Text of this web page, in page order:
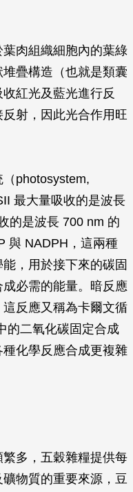
肉組織細胞內的葉綠
疊構造（也就是類囊
紅光及藍光進行反
射，因此光合作用旺
photosystem,
最大量吸收的是波長
的是波長 700 nm 的
與 NADPH，這兩種
，用於接下來的碳固
必需的能量。暗反應
反應又稱為卡爾文循
的二氧化碳固定合成
化學反應合成更複雜
多，五穀雜糧提供每
物質的重要來源，豆